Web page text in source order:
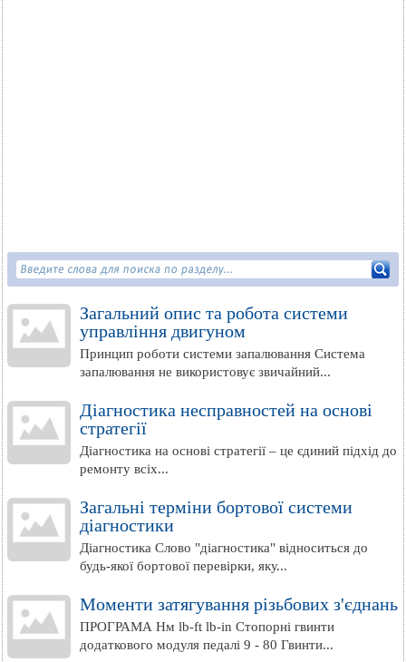
Загальний опис та робота системи
управління двигуном
Принцип роботи системи запалювання Система
запалювання не використовує звичайний...
Діагностика несправностей на основі
стратегії
Діагностика на основі стратегії – це єдиний підхід до
ремонту всіх...
Загальні терміни бортової системи
діагностики
Діагностика Слово "діагностика" відноситься до
будь-якої бортової перевірки, яку...
Моменти затягування різьбових з'єднань
ПРОГРАМА Нм lb-ft lb-in Стопорні гвинти
додаткового модуля педалі 9 - 80 Гвинти...